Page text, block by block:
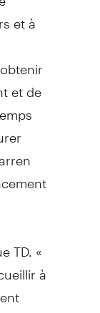
et à
et de
TD. «
à